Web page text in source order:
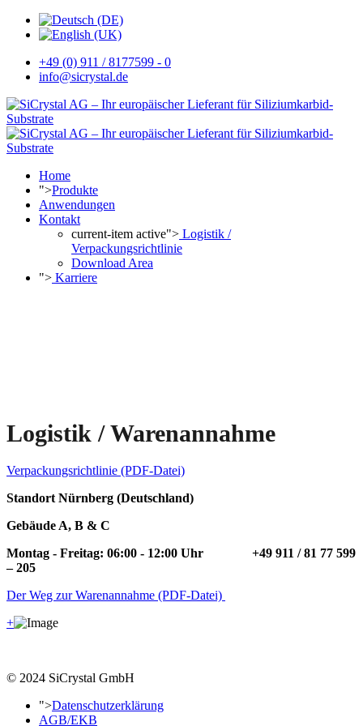
+49 (0) 911 / 8177599 - 0
info@sicrystal.de
Home
">Produkte
Anwendungen
Kontakt
current-item active"> Logistik /
Verpackungsrichtlinie
Download Area
"> Karriere
Logistik / Warenannahme
Verpackungsrichtlinie (PDF-Datei)
Standort Nürnberg (Deutschland)
Gebäude A, B & C
Montag - Freitag: 06:00 - 12:00 Uhr +49 911 / 81 77 599
– 205
Der Weg zur Warenannahme (PDF-Datei)
+
© 2024 SiCrystal GmbH
">Datenschutzerklärung
AGB/EKB